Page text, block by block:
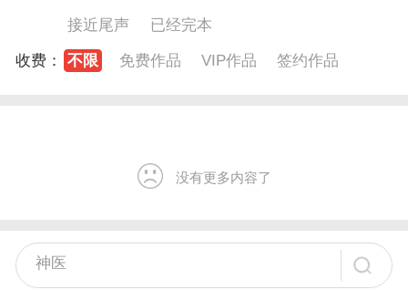
接近尾声
已经完本
收费：
不限 免费作品 VIP作品 签约作品
没有更多内容了